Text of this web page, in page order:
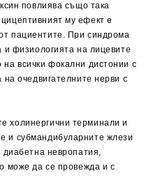
повлиява също така
му ефект е
пациентите. При синдрома
физиологията на лицевите
всички фокални дистонии с
очедвигателните нерви с
холинергични терминали и
и субмандибуларните жлези
невропатия,
може да се провежда и с